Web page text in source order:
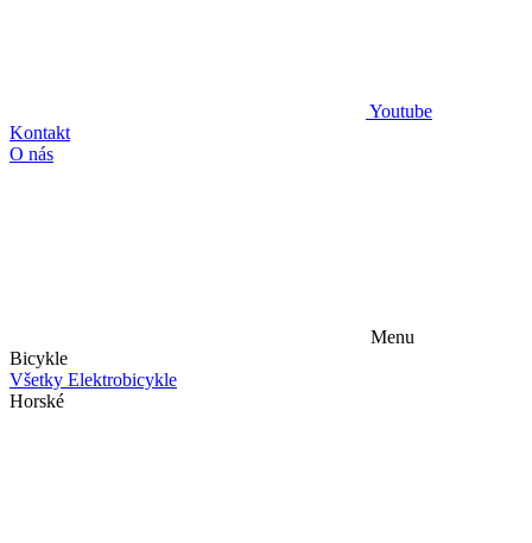
Youtube
Kontakt
O nás
Menu
Bicykle
Všetky Elektrobicykle
Horské